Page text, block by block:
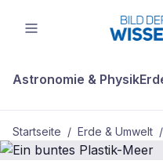
Astronomie & Physik
Startseite / Erde & Umwelt /